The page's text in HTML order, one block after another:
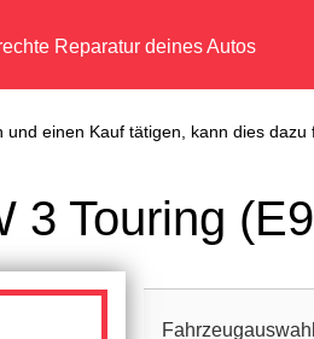
Reparatur deines Autos
einen Kauf tätigen, kann dies
3 Touring